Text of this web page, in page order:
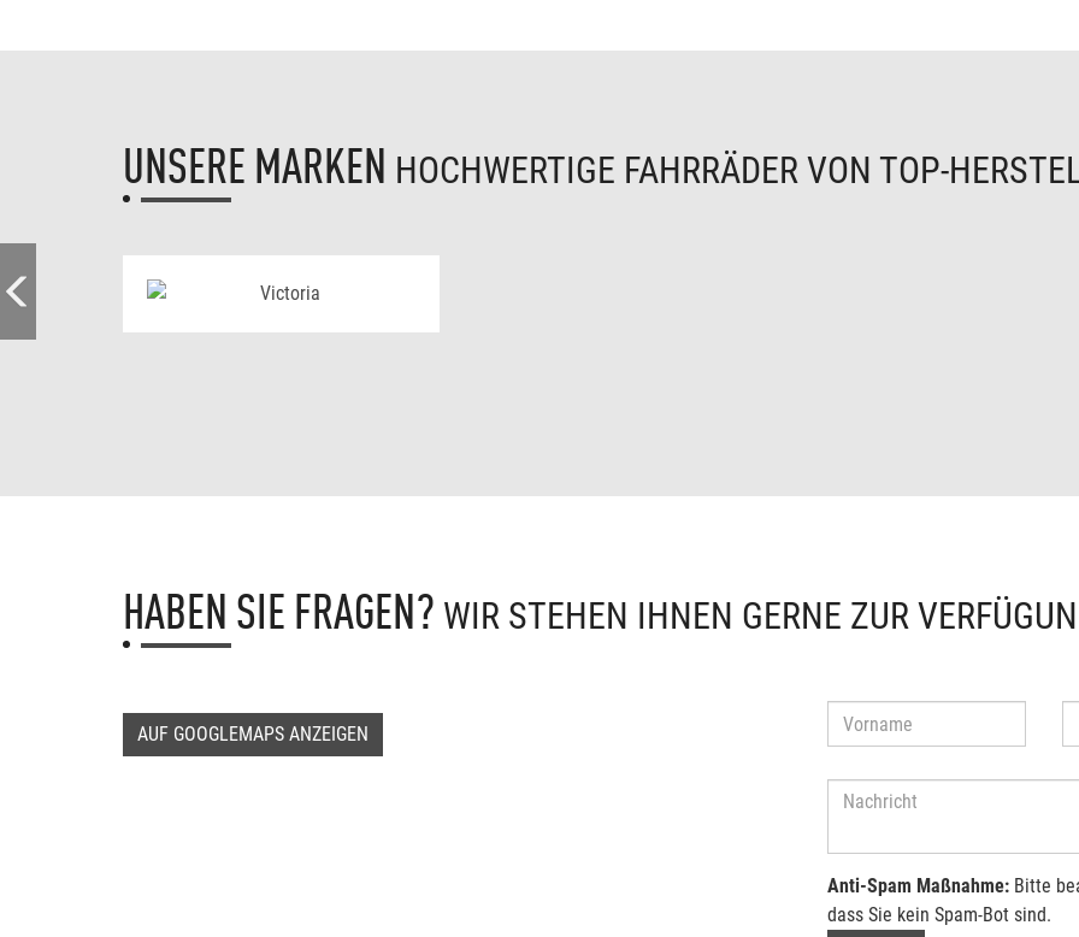
UNSERE MARKEN HOCHWERTIGE FAHRRÄDER VON TOP-
HABEN SIE FRAGEN? WIR STEHEN IHNEN GERNE ZUR
AUF GOOGLEMAPS ANZEIGEN
Anti-Spam Maßnahme: Bitte
dass Sie kein Spam-Bot sind.